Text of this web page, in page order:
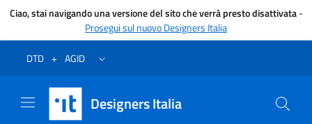
Ciao, stai navigando una versione del sito che verrà presto disattivata-
Prosegui sul nuovo Designers Italia
Vai al menu
Vai al contenuto
Questa pagina è stata utile?
Vai al piede
Dichiarazione di accessibilità (link esterno su sito AgID)
DTD + AGID Apri/chiudi menu secondario
Designers Italia